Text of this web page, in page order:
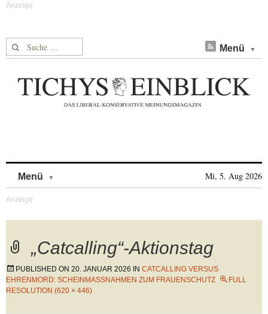
Suche nach: Menü
Menü Mi, 5. Aug 2026
„Catcalling“-Aktionstag
PUBLISHED ON 20. JANUAR 2026 IN CATCALLING VERSUS
EHRENMORD: SCHEINMASSNAHMEN ZUM FRAUENSCHUTZ
FULL
RESOLUTION (620 × 446)